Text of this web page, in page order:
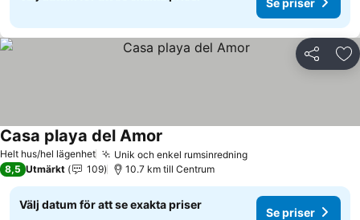
Dela
Helt hus/hel lägenhet Unik och enkel rumsinredning
Casa playa del Amor
8,5 Utmärkt 109 10.7 km till Centrum
Välj datum för att se exakta priser
Se priser